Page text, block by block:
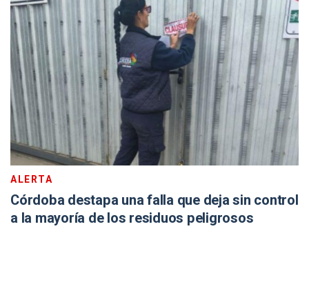
ALERTA
Córdoba destapa una falla que deja sin control
a la mayoría de los residuos peligrosos